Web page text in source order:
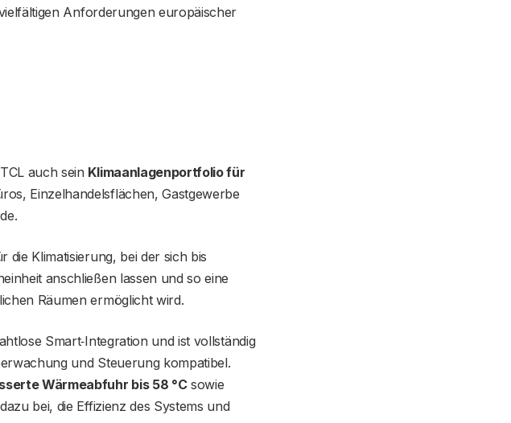
Anforderungen europäischer
auch sein Klimaanlagenportfolio für
Einzelhandelsflächen, Gastgewerbe
die Klimatisierung, bei der sich bis
anschließen lassen und so eine
Räumen ermöglicht wird.
Smart‑Integration und ist vollständig
und Steuerung kompatibel.
Wärmeabfuhr bis 58 °Csowie
bei, die Effizienz des Systems und